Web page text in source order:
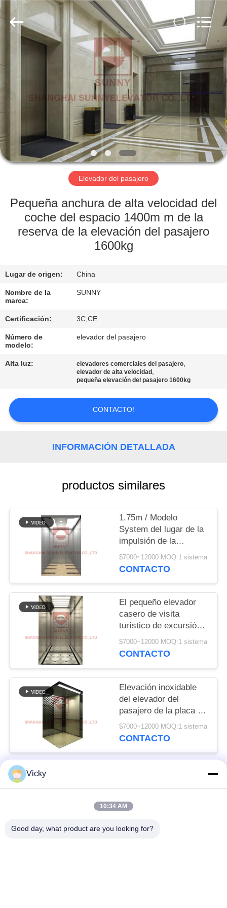
HOGAR
PRODUCTOS
VIDEOS
SOBRE
NOSOTROS
VIAJE
CONTROL
DE
CALIDAD
ÉNTRENOS
EN
CONTACTO
CON
PIDA
DEL
SITIO
PRIVACY
POLICY
SHANGHAI
SUNNY
ELEVATOR
CO.,LTD.
Elevador del pasajero
Pequeña anchura de alta velocidad del
coche del espacio 1400m m de la
reserva de la elevación del pasajero
1600kg
Lugar de origen: China
Nombre de la
marca:
SUNNY
Certificación: 3C,CE
Número de
modelo:
elevador del pasajero
Alta luz: elevadores comerciales del pasajero,
elevador de alta velocidad ,
pequeña elevación del pasajero 1600kg
CONTACTO!
INFORMACIÓN DETALLADA
productos similares
1.75m / Modelo
System del lugar de la
impulsión de la
velocidad de la
elevación del elevador
$7000~12000 MOQ:1 sistema
CONTACTO
El pequeño elevador
casero de visita
turístico de excursión
del pasajero levanta
los elevadores de
$7000~12000 MOQ:1 sistema
CONTACTO
Elevación inoxidable
del elevador del
pasajero de la placa de
acero del espejo con
con el titanio negro
$7000~12000 MOQ:1 sistema
CONTACTO
Categorías Populares
menos elevador
Vicky
10:34 AM
Good day, what product are you looking for?